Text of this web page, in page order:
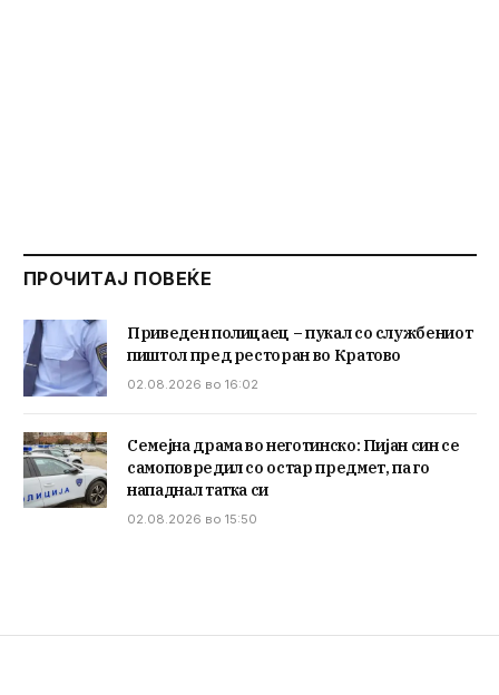
ПРОЧИТАЈ ПОВЕЌЕ
Приведен полицаец – пукал со службениот
пиштол пред ресторан во Кратово
02.08.2026 во 16:02
Семејна драма во неготинско: Пијан син се
самоповредил со остар предмет, па го
нападнал татка си
02.08.2026 во 15:50